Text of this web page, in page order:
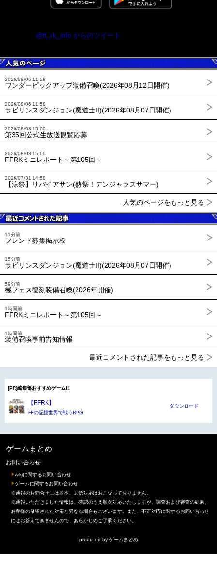
@ff_rk_info からのツイート
2026/08/06 11:58
ワンダーピックアップ装備召喚(2026年08月12日開催)
2026/08/06 11:58
ラビリンスダンジョン(魔道士II)(2026年08月07日開催)
2026/08/03 15:00
第35回公式生放送観覧応募
2026/08/03 15:00
FFRKミニレポート～第105回～
2026/07/31 14:58
【涼祭】リバイアサン(熱祭！デンジャラスサマー)
人気のページをもっと見る
11分前
フレンド募集掲示板
15分前
ラビリンスダンジョン(魔道士II)(2026年08月07日開催)
59分前
極フェス復刻装備召喚(2026年開催)
1時間前
FFRKミニレポート～第105回～
1時間前
装備召喚事前告知情報
最近コメントされた記事をもっと見る
[PR]編集部おすすめゲーム!!
【FFRK】
FFの記憶世界で戦うRPG
ダウンロード
ゲームまとめ
お問い合わせ
wikiに関するお問い合わせ
ゲームに関するお問い合わせ
※通報のお問合せには基本、返信対応はおこなっておりません。
※通報いただきました情報は、確認のうえ順次対応いたしますが、調査および審査の結果、
お客様の希望された対応と異なる場合もございます。また、不正対応に関するお問い合わせ
にはお答えできませんので、あらかじめご了承ください。
produced by ゲームまとめ